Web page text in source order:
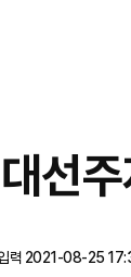
선
력 2021-08-25